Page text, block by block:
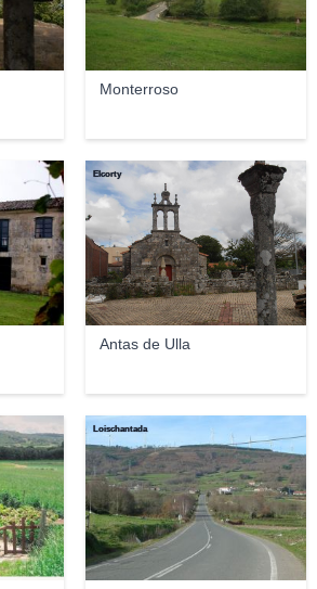
Monterroso
Antas de Ulla
Elcorty
Loischantada